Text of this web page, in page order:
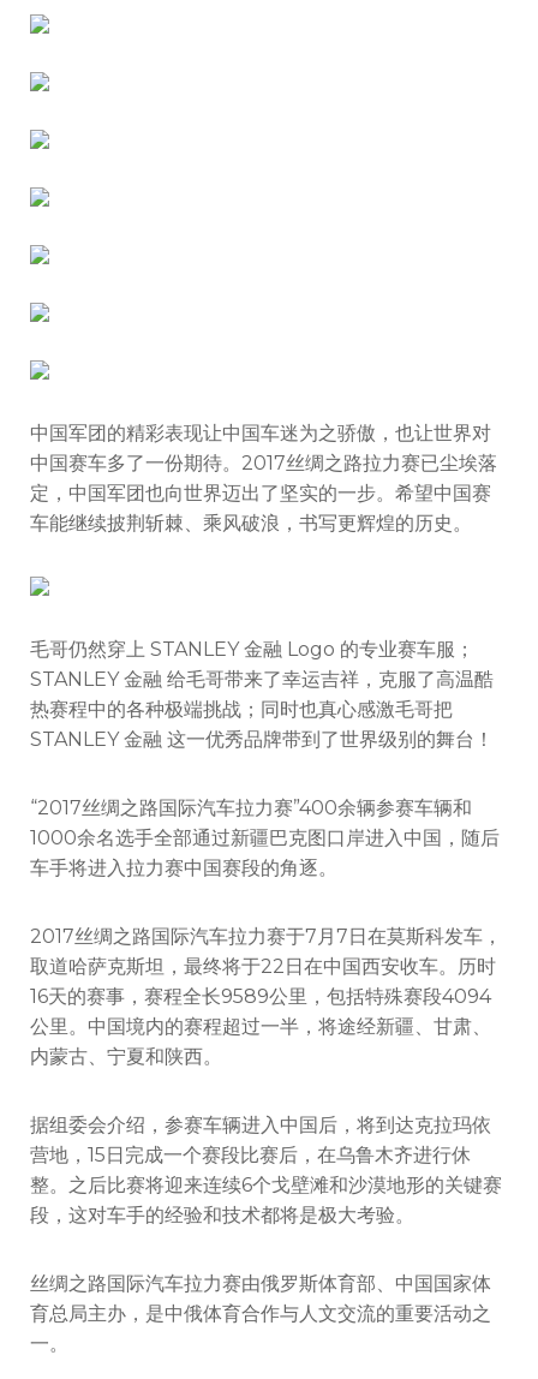
中国军团的精彩表现让中国车迷为之骄傲，也让世界对
中国赛车多了一份期待。2017丝绸之路拉力赛已尘埃落
定，中国军团也向世界迈出了坚实的一步。希望中国赛
车能继续披荆斩棘、乘风破浪，书写更辉煌的历史。
毛哥仍然穿上 STANLEY 金融 Logo 的专业赛车服；
STANLEY 金融 给毛哥带来了幸运吉祥，克服了高温酷
热赛程中的各种极端挑战；同时也真心感激毛哥把
STANLEY 金融 这一优秀品牌带到了世界级别的舞台！
“2017丝绸之路国际汽车拉力赛”400余辆参赛车辆和
1000余名选手全部通过新疆巴克图口岸进入中国，随后
车手将进入拉力赛中国赛段的角逐。
2017丝绸之路国际汽车拉力赛于7月7日在莫斯科发车，
取道哈萨克斯坦，最终将于22日在中国西安收车。历时
16天的赛事，赛程全长9589公里，包括特殊赛段4094
公里。中国境内的赛程超过一半，将途经新疆、甘肃、
内蒙古、宁夏和陕西。
据组委会介绍，参赛车辆进入中国后，将到达克拉玛依
营地，15日完成一个赛段比赛后，在乌鲁木齐进行休
整。之后比赛将迎来连续6个戈壁滩和沙漠地形的关键赛
段，这对车手的经验和技术都将是极大考验。
丝绸之路国际汽车拉力赛由俄罗斯体育部、中国国家体
育总局主办，是中俄体育合作与人文交流的重要活动之
一。